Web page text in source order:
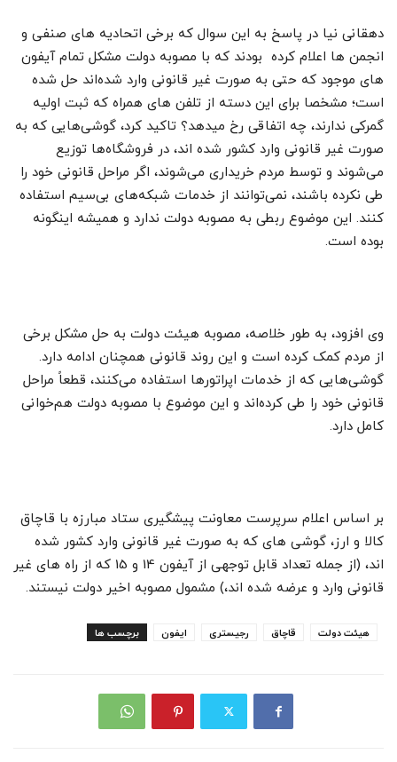
دهقانی نیا در پاسخ به این سوال که برخی اتحادیه های صنفی و
انجمن ها اعلام کرده بودند که با مصوبه دولت مشکل تمام آیفون
های موجود که حتی به صورت غیر قانونی وارد شده‌اند حل شده
است؛ مشخصا برای این دسته از تلفن های همراه که ثبت اولیه
گمرکی ندارند، چه اتفاقی رخ میدهد؟ تاکید کرد، گوشی‌هایی که به
صورت غیر قانونی وارد کشور شده اند، در فروشگاه‌ها توزیع
می‌شوند و توسط مردم خریداری می‌شوند، اگر مراحل قانونی خود را
طی نکرده باشند، نمی‌توانند از خدمات شبکه‌های بی‌سیم استفاده
کنند. این موضوع ربطی به مصوبه دولت ندارد و همیشه اینگونه
بوده است.
وی افزود، به طور خلاصه، مصوبه هیئت دولت به حل مشکل برخی
از مردم کمک کرده است و این روند قانونی همچنان ادامه دارد.
گوشی‌هایی که از خدمات اپراتورها استفاده می‌کنند، قطعاً مراحل
قانونی خود را طی کرده‌اند و این موضوع با مصوبه دولت هم‌خوانی
کامل دارد.
بر اساس اعلام سرپرست معاونت پیشگیری ستاد مبارزه با قاچاق
کالا و ارز، گوشی های که به صورت غیر قانونی وارد کشور شده
اند، (از جمله تعداد قابل توجهی از آیفون 14 و 15 که از راه های غیر
قانونی وارد و عرضه شده اند،‌) مشمول مصوبه اخیر دولت نیستند.
برچسب ها ایفون رجیستری قاچاق هیئت دولت